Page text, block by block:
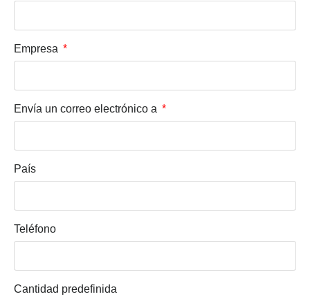
Empresa
Envía un correo electrónico a
País
Teléfono
Cantidad predefinida